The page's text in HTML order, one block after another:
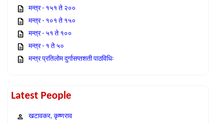
मन्त्र - १५१ ते २००
मन्त्र - १०१ ते १५०
मन्त्र - ५१ ते १००
मन्त्र - १ ते ५०
मन्त्र प्रतिलोम दुर्गासप्तशती पाठविधिः
Latest People
खटावकर, कृष्णराव